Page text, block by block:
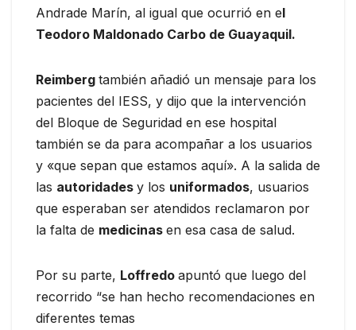
Andrade Marín, al igual que ocurrió en el
Teodoro Maldonado Carbo de Guayaquil.
Reimberg también añadió un mensaje para los
pacientes del IESS, y dijo que la intervención
del Bloque de Seguridad en ese hospital
también se da para acompañar a los usuarios
y «que sepan que estamos aquí». A la salida de
las autoridades y los uniformados, usuarios
que esperaban ser atendidos reclamaron por
la falta de medicinas en esa casa de salud.
Por su parte, Loffredo apuntó que luego del
recorrido “se han hecho recomendaciones en
diferentes temas